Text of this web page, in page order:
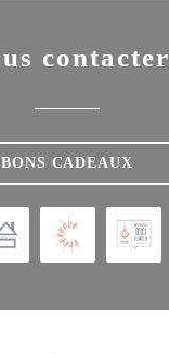
contacter
BONS CADEAUX